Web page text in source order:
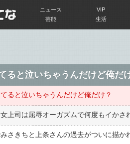
ニュース VIP
芸能
生活
ると泣いちゃうんだけど俺だ
ると泣いちゃうんだけど俺だけ？
上司は屈辱オーガズムで何度もイかさ
さきちと上条さんの過去がついに描か